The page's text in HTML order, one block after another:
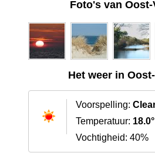
Foto's van Oost-
Het weer in
Voorspelling:
Temperatuur: 18.0°
Vochtigheid: 40%